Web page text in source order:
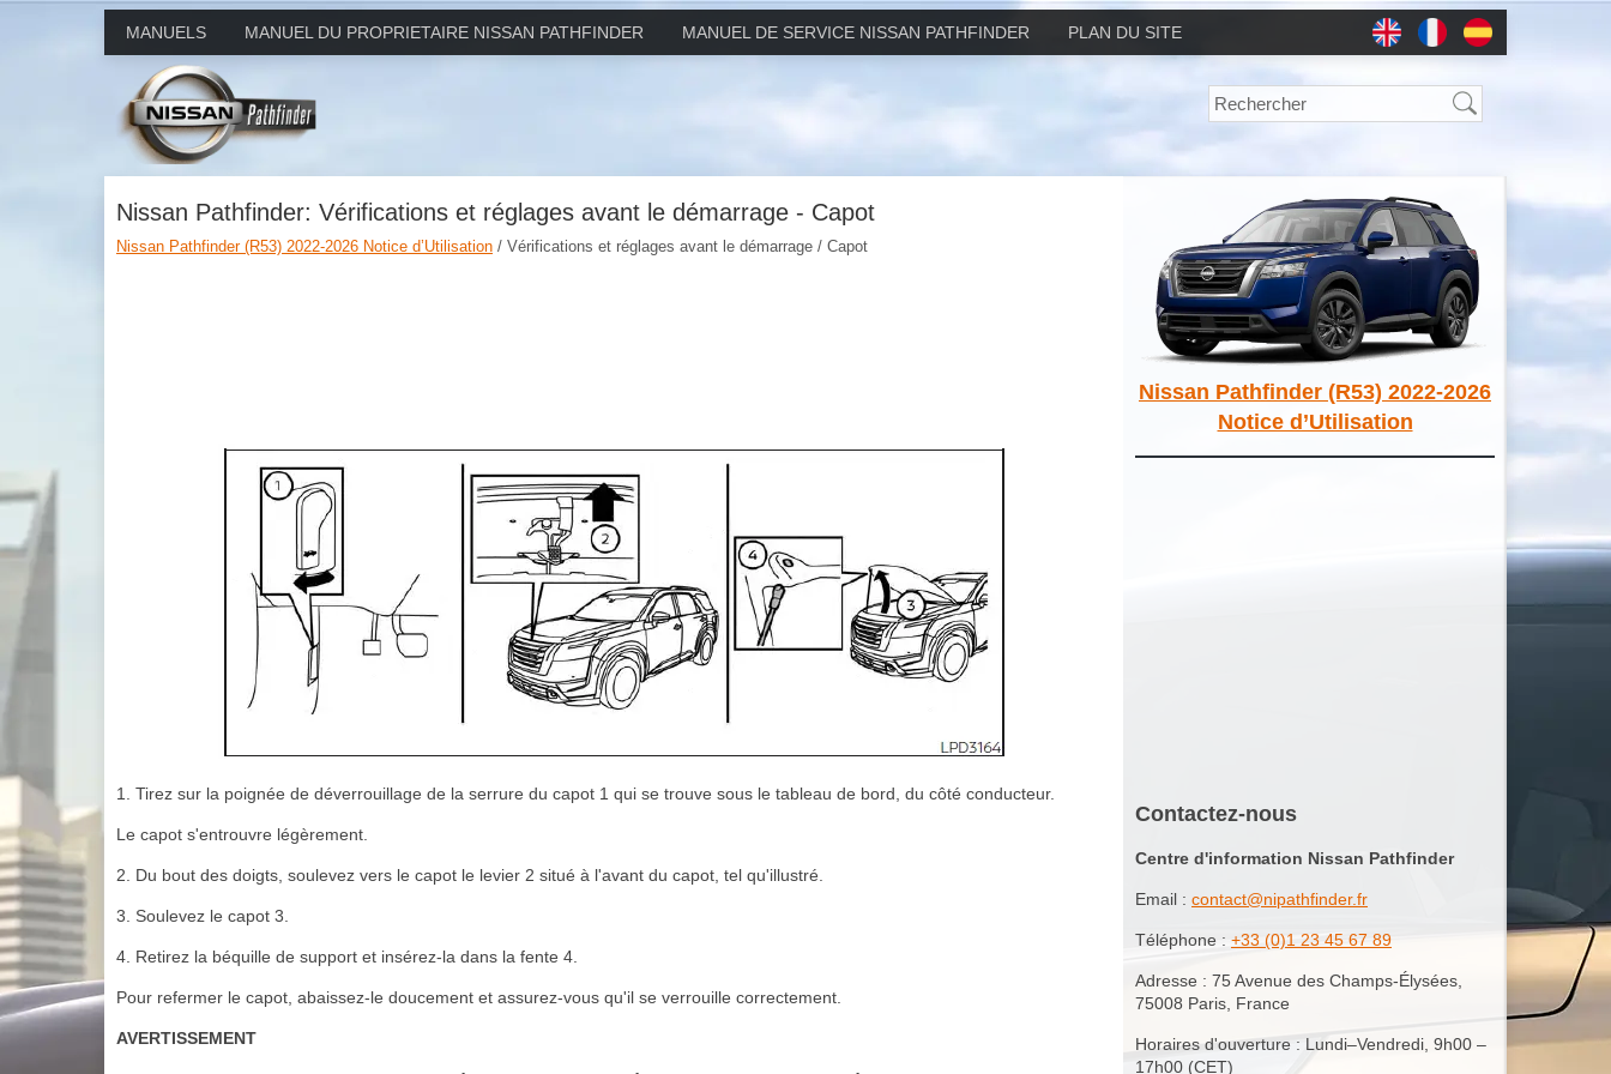
MANUELS MANUEL DU PROPRIETAIRE NISSAN PATHFINDER MANUEL DE SERVICE NISSAN PATHFINDER PLAN DU SITE
Nissan Pathfinder: Vérifications et réglages avant le démarrage - Capot
Nissan Pathfinder (R53) 2022-2026 Notice d’Utilisation / Vérifications et réglages avant le démarrage / Capot
1. Tirez sur la poignée de déverrouillage de la serrure du capot 1 qui se trouve sous le tableau de bord, du côté conducteur.
Le capot s'entrouvre légèrement.
2. Du bout des doigts, soulevez vers le capot le levier 2 situé à l'avant du capot, tel qu'illustré.
3. Soulevez le capot 3.
4. Retirez la béquille de support et insérez-la dans la fente 4.
Pour refermer le capot, abaissez-le doucement et assurez-vous qu'il se verrouille correctement.
AVERTISSEMENT
Nissan Pathfinder (R53) 2022-2026
Notice d’Utilisation
Contactez-nous
Centre d'information Nissan Pathfinder
Email : contact@nipathfinder.fr
Téléphone : +33 (0)1 23 45 67 89
Adresse : 75 Avenue des Champs-Élysées,
75008 Paris, France
Horaires d'ouverture : Lundi–Vendredi, 9h00 –
17h00 (CET)